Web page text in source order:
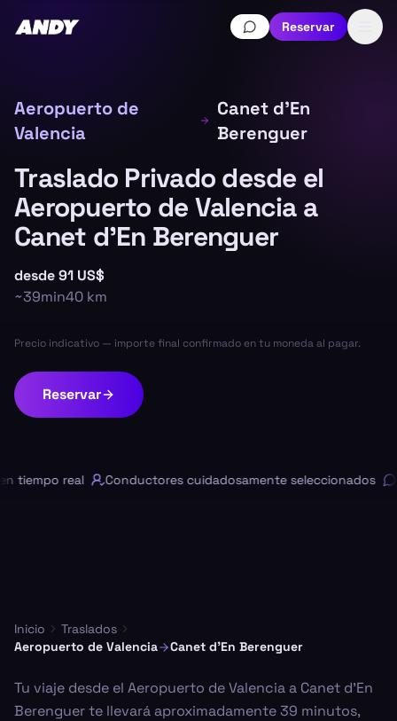
Reservar
Aeropuerto de
Valencia
Canet d'En
Berenguer
Traslado Privado desde el
Aeropuerto de Valencia a
Canet d'En Berenguer
desde91 US$
~39min40 km
Precio indicativo — importe final confirmado en tu moneda al pagar.
Reservar
tiempo real Conductores cuidadosamente seleccionados
Inicio
Traslados
Aeropuerto de Valencia
Canet d'En Berenguer
Tu viaje desde el Aeropuerto de Valencia a Canet d'En
Berenguer te llevará aproximadamente 39 minutos,